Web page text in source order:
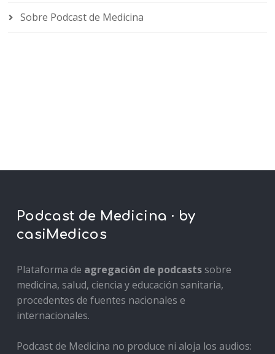
Sobre Podcast de Medicina
Podcast de Medicina · by
casiMedicos
Plataforma de agregación de podcastssobre
medicina, salud, ciencia y educación sanitaria,
procedentes de fuentes nacionales e
internacionales.
Podcast de Medicina no produce ni aloja los audios: